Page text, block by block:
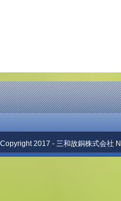
Copyright 2017 - 三和故銅株式会社